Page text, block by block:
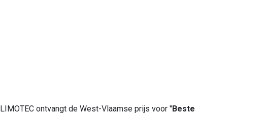
LIMOTEC ontvangt de West-Vlaamse prijs voor "Beste